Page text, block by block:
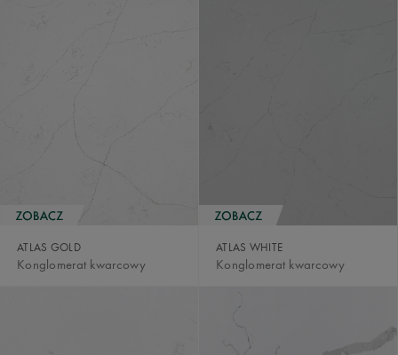
ATLAS GOLD
Konglomerat kwarcowy
ATLAS WHITE
Konglomerat kwarcowy